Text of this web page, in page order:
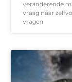
veranderende
vraag naar
vragen